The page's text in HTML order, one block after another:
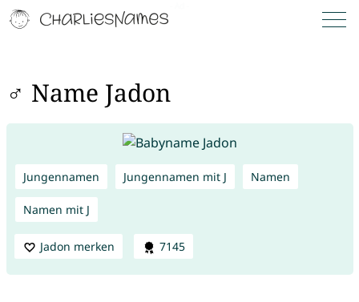
♂ Name Jadon
Jungennamen Jungennamen mit J Namen
Namen mit J
Jadon merken 7145